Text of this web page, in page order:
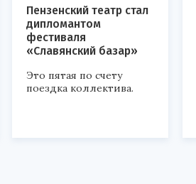
Пензенский театр стал
дипломантом
фестиваля
«Славянский базар»
Это пятая по счету
поездка коллектива.